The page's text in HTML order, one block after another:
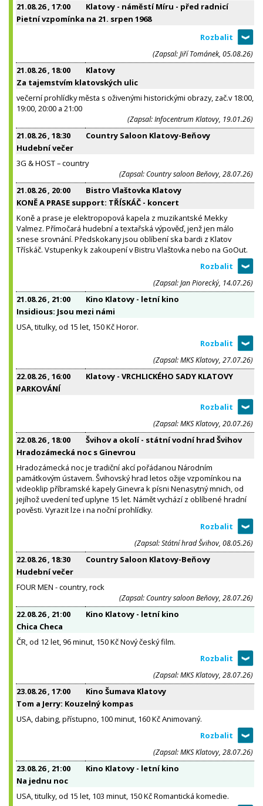
21.08.26, 17:00
Klatovy - náměstí Míru - před radnicí
Pietní vzpomínka na 21. srpen 1968
(Zapsal: Jiří Tománek, 05.08.26)
21.08.26, 18:00
Klatovy
Za tajemstvím klatovských ulic
večerní prohlídky města s oživenými historickými obrazy, zač.v 18:00,
19:00, 20:00 a 21:00
(Zapsal: Infocentrum Klatovy, 19.01.26)
21.08.26, 18:30
Country Saloon Klatovy-Beňovy
Hudební večer
3G & HOST – country
(Zapsal: Country saloon Beňovy, 28.07.26)
21.08.26, 20:00
Bistro Vlaštovka Klatovy
KONĚ A PRASE support: TŘÍSKÁČ - koncert
Koně a prase je elektropopová kapela z muzikantské Mekky
Valmez. Přímočará hudební a textařská výpověď, jenž jen málo
snese srovnání. Předskokany jsou oblíbení ska bardi z Klatov
Třískáč. Vstupenky k zakoupení v Bistru Vlaštovka nebo na GoOut.
(Zapsal: Jan Piorecký, 14.07.26)
21.08.26, 21:00
Kino Klatovy - letní kino
Insidious: Jsou mezi námi
USA, titulky, od 15 let, 150 Kč Horor.
(Zapsal: MKS Klatovy, 27.07.26)
22.08.26, 16:00
Klatovy - VRCHLICKÉHO SADY KLATOVY
PARKOVÁNÍ
(Zapsal: MKS Klatovy, 20.07.26)
22.08.26, 18:00
Švihov a okolí - státní vodní hrad Švihov
Hradozámecká noc s Ginevrou
Hradozámecká noc je tradiční akcí pořádanou Národním
památkovým ústavem. Švihovský hrad letos ožije vzpomínkou na
videoklip příbramské kapely Ginevra k písni Nenasytný mnich, od
jejíhož uvedení teď uplyne 15 let. Námět vychází z oblíbené hradní
pověsti. Vyrazit lze i na noční prohlídky.
(Zapsal: Státní hrad Švihov, 08.05.26)
22.08.26, 18:30
Country Saloon Klatovy-Beňovy
Hudební večer
FOUR MEN - country, rock
(Zapsal: Country saloon Beňovy, 28.07.26)
22.08.26, 21:00
Kino Klatovy - letní kino
Chica Checa
ČR, od 12 let, 96 minut, 150 Kč Nový český film.
(Zapsal: MKS Klatovy, 28.07.26)
23.08.26, 17:00
Kino Šumava Klatovy
Tom a Jerry: Kouzelný kompas
USA, dabing, přístupno, 100 minut, 160 Kč Animovaný.
(Zapsal: MKS Klatovy, 28.07.26)
23.08.26, 21:00
Kino Klatovy - letní kino
Na jednu noc
USA, titulky, od 15 let, 103 minut, 150 Kč Romantická komedie.